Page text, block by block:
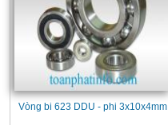
Vòng bi 623 DDU - phi 3x10x4mm